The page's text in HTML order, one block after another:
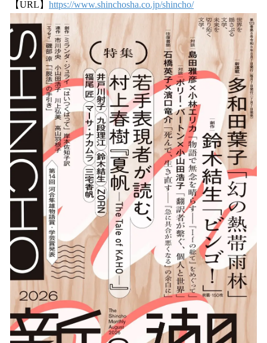
【URL】 https://www.shinchosha.co.jp/shincho/